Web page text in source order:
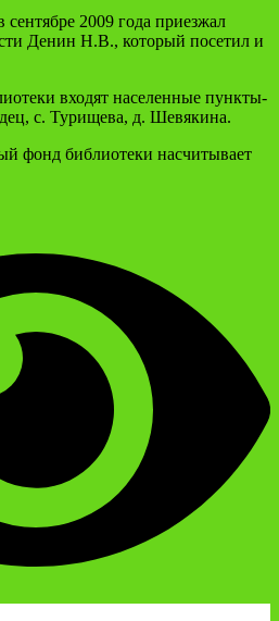
2009 года приезжал
Денин Н.В., который посетил и
входят населенные пункты-
с. Турищева, д. Шевякина.
фонд библиотеки насчитывает